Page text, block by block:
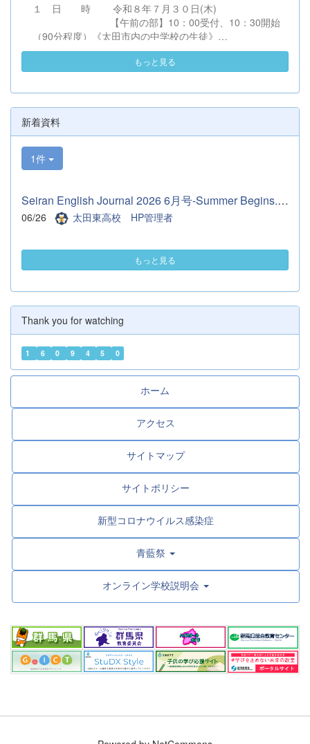
山伝授していただきました。そのおかげでこ
れからもやっていく自信につながりました。
とても充実した2ヶ月間でした。 先輩たちあ
りがとうございました。 これからは、代替
わりして2年生が主役となります。1年後悔
います。 （１年マネージャー 佐久間理
乃）
１ 日 時 令和８年７月３０日(木)
【午前の部】10：00受付、10：30開始
（90分程度）《太田市内の中学校の生徒》
【午後の部】13：30受付、14：00開始
（90分程度）《太田市外の中学校の生徒》
太田市民会館 （会館案内図）
（駐車場図）
住所：太田市飯塚町２００－１ 電
話：０２７６－５７－８５７７ ３ 対 象 〇令和９
年３月卒業見込みの中学生およびその保護者、中学校教職
員 〇中学校１・２年生およびその保護者
（ただし、令和９年３月卒業見込みの中
拶 （２）学校からの説明
（令和９年度入学者選抜について、
学校概要、進路状況およびキャリア教育について)
学習、部活動について） （４）質疑応答
５ 申込方法 （１）参加を希望する生徒又は保護者
もっと見る
新着資料
1件
Seiran English Journal 2026 6月号-Summer Begins.pdf
06/26 太田東高校 HP管理者
もっと見る
Thank you for watching
1 6 0 9 4 5 0
ホーム
アクセス
サイトマップ
サイトポリシー
新型コロナウイルス感染症
青藍祭
オンライン学校説明会